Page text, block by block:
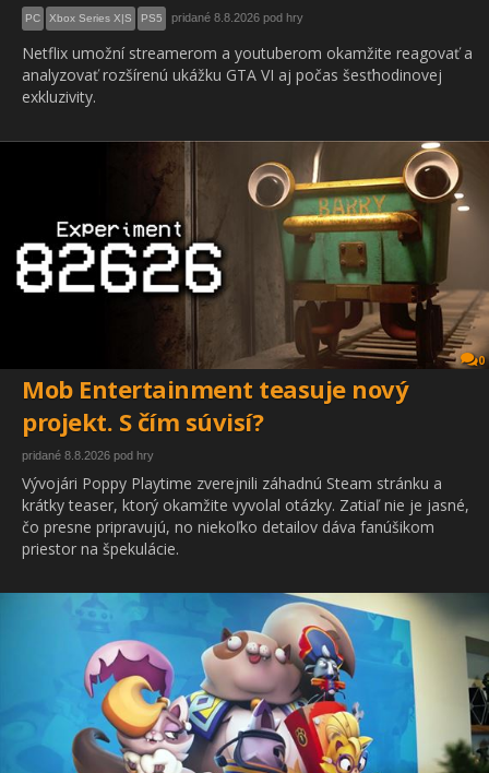
PC Xbox Series X|S PS5 pridané 8.8.2026 pod hry
Netflix umožní streamerom a youtuberom okamžite reagovať a
analyzovať rozšírenú ukážku GTA VI aj počas šesťhodinovej
exkluzivity.
0
Mob Entertainment teasuje nový
projekt. S čím súvisí?
pridané 8.8.2026 pod hry
Vývojári Poppy Playtime zverejnili záhadnú Steam stránku a
krátky teaser, ktorý okamžite vyvolal otázky. Zatiaľ nie je jasné,
čo presne pripravujú, no niekoľko detailov dáva fanúšikom
priestor na špekulácie.